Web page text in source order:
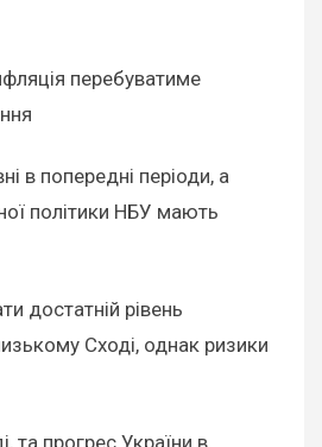
перебуватиме
в попередні періоди, а
політики НБУ мають
достатній рівень
Сході, однак ризики